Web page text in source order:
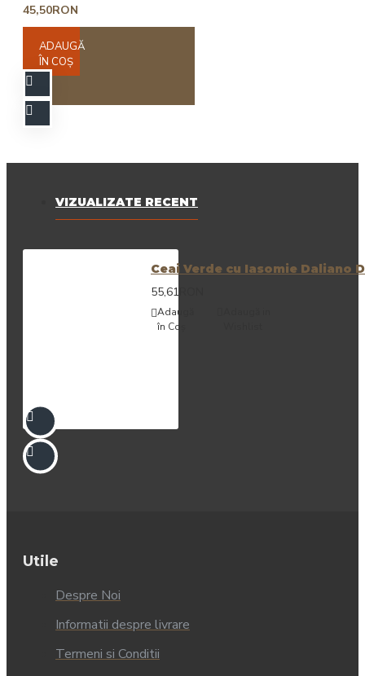
45,50RON
ADAUGĂ
ÎN COŞ
VIZUALIZATE RECENT
Ceai Verde cu Iasomie Daliano
55,61RON
Adaugă
în Coş
Utile
Despre Noi
Informatii despre livrare
Termeni si Conditii